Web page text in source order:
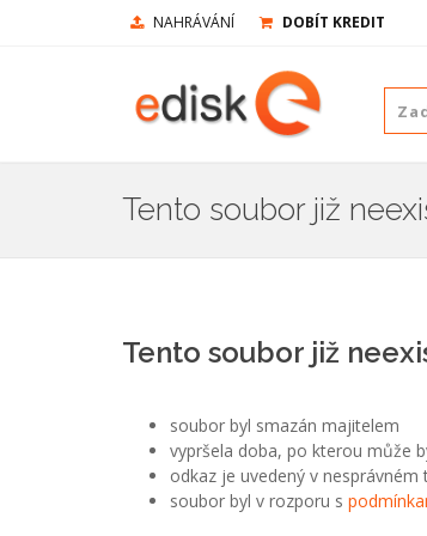
NAHRÁVÁNÍ DOBÍT KREDIT
Tento soubor již
Tento soubor již
soubor byl smazán majitelem
vypršela doba, po kterou může
odkaz je uvedený v nesprávném
soubor byl v rozporu s